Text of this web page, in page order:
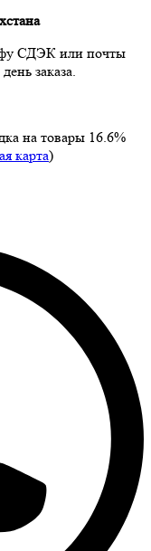
СДЭК или почты
заказа.
на товары 16.6%
карта)